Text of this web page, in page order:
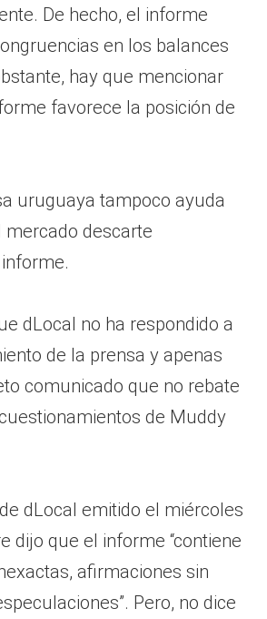
De hecho, el informe
en los balances
hay que mencionar
favorece la posición de
uruguaya tampoco ayuda
descarte
dLocal no ha respondido a
de la prensa y apenas
comunicado que no rebate
de Muddy
dLocal emitido el miércoles
dijo que el informe “contiene
afirmaciones sin
Pero, no dice